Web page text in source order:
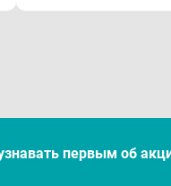
первым об